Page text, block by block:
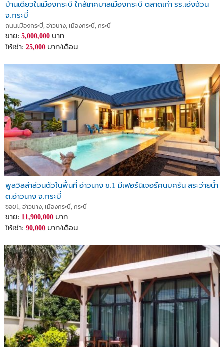
บ้านเดี่ยวในเมืองกระบี่ ใกล้เทศบาลเมืองกระบี่ ตลาดเก่า รร.เอ่งฉ้วน
จ.กระบี่
ถนนเมืองกระบี่, อ่าวนาง, เมืองกระบี่, กระบี่
ขาย: 5,000,000 บาท
ให้เช่า: 25,000 บาท/เดือน
พูลวิลล่าส่วนตัวในพื้นที่ อ่าวนาง ซ.1 มีเฟอร์นิเจอร์คนบครัน สระว่ายน้ำ
ต.อ่าวนาง จ.กระบี่
ซอย1, อ่าวนาง, เมืองกระบี่, กระบี่
ขาย: 11,900,000 บาท
ให้เช่า: 90,000 บาท/เดือน